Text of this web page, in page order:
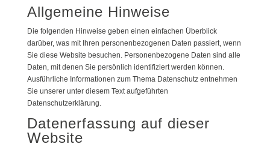
Allgemeine Hinweise
Die folgenden Hinweise geben einen einfachen Überblick
darüber, was mit Ihren personenbezogenen Daten passiert, wenn
Sie diese Website besuchen. Personenbezogene Daten sind alle
Daten, mit denen Sie persönlich identifiziert werden können.
Ausführliche Informationen zum Thema Datenschutz entnehmen
Sie unserer unter diesem Text aufgeführten
Datenschutzerklärung.
Datenerfassung auf dieser
Website